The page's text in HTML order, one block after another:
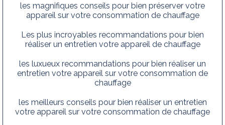
les magnifiques conseils pour bien préserver votre
appareil sur votre consommation de chauffage
Les plus incroyables recommandations pour bien
réaliser un entretien votre appareil de chauffage
les luxueux recommandations pour bien réaliser un
entretien votre appareil sur votre consommation de
chauffage
les meilleurs conseils pour bien réaliser un entretien
votre appareil sur votre consommation de chauffage